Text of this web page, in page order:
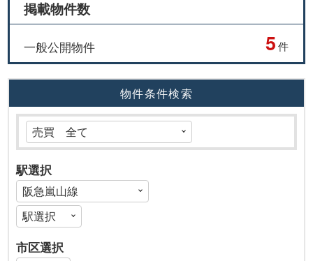
掲載物件数
一般公開物件 5件
物件条件検索
駅選択
市区選択